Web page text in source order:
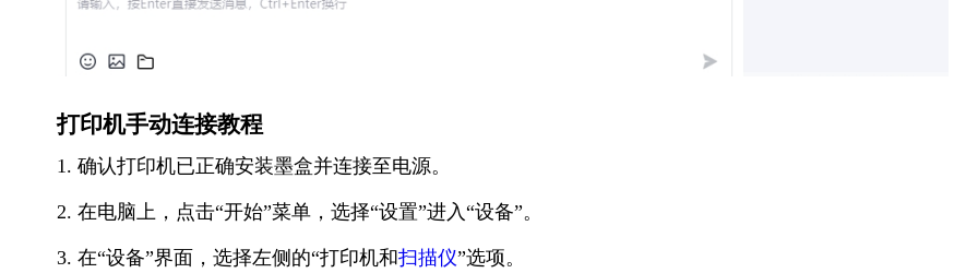
打印机手动连接教程
1. 确认打印机已正确安装墨盒并连接至电源。
2. 在电脑上，点击“开始”菜单，选择“设置”进入“设备”。
3. 在“设备”界面，选择左侧的“打印机和扫描仪”选项。